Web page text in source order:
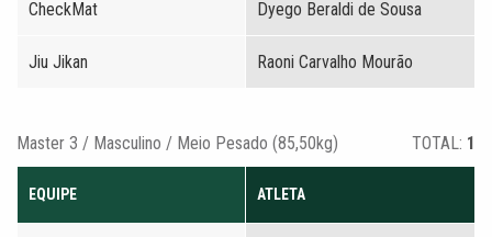
CheckMat Dyego Beraldi de Sousa
Jiu Jikan Raoni Carvalho Mourão
Master 3 / Masculino / Meio Pesado (85,50kg) TOTAL: 1
EQUIPE ATLETA